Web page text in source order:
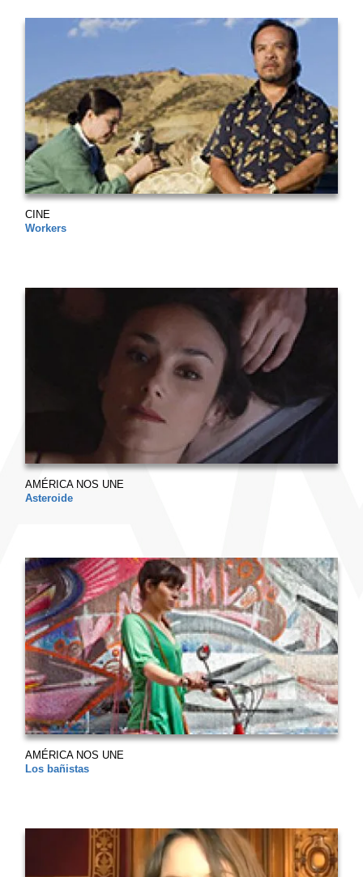
CINE
Workers
AMÉRICA NOS UNE
Asteroide
AMÉRICA NOS UNE
Los bañistas